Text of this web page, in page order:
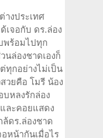
งประเทศ
เจอกับ ดร.ล่อง
พร้อมไปทุก
นล่องชาดเองก็
ทุกอย่างไม่เป็น
วยคือ โมรี น้อง
หลงรักล่อง
ละคอยแสดง
ล้ดร.ล่องชาด
หน้ากันเมื่อไร